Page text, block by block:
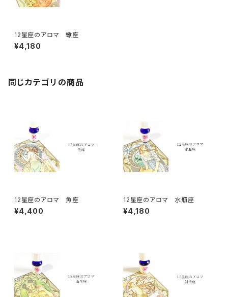
12星座のアロマ 蠍座
¥4,180
同じカテゴリの商品
12星座のアロマ 魚座
¥4,400
12星座のアロマ 水瓶座
¥4,180